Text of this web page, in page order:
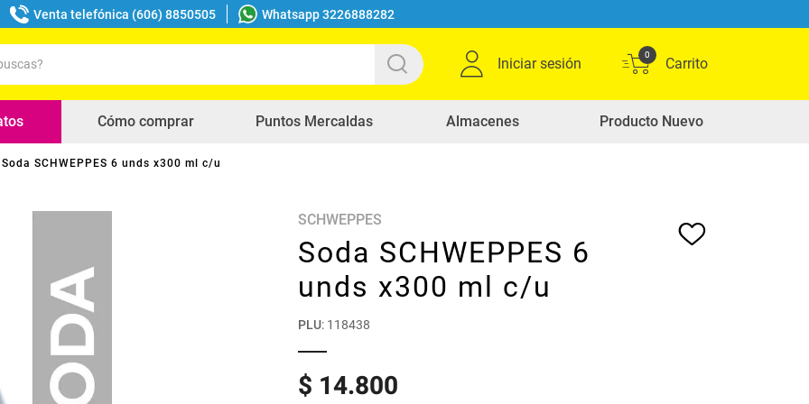
Venta telefónica (606) 8850505 Whatsapp 3226888282
Iniciar sesión
0
Cómo comprar Puntos Mercaldas Almacenes Producto Nuevo
Soda SCHWEPPES 6 unds x300 ml c/u
SCHWEPPES
Soda SCHWEPPES 6
unds x300 ml c/u
PLU: 118438
$ 14.800
buscados